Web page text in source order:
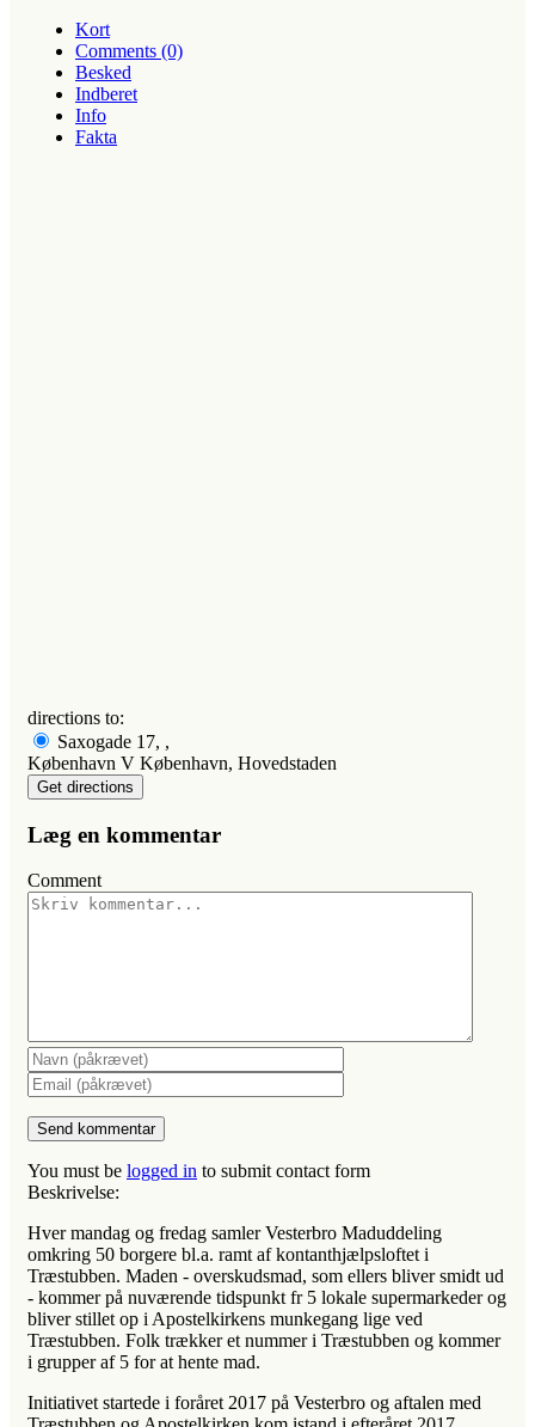
Kort
Comments (0)
Besked
Indberet
Info
Fakta
directions to:
Saxogade 17, ,
København V København, Hovedstaden
Læg en kommentar
Comment
You must be logged in to submit contact form
Beskrivelse:
Hver mandag og fredag samler Vesterbro Maduddeling
omkring 50 borgere bl.a. ramt af kontanthjælpsloftet i
Træstubben. Maden - overskudsmad, som ellers bliver smidt ud
- kommer på nuværende tidspunkt fr 5 lokale supermarkeder og
bliver stillet op i Apostelkirkens munkegang lige ved
Træstubben. Folk trækker et nummer i Træstubben og kommer
i grupper af 5 for at hente mad.
Initiativet startede i foråret 2017 på Vesterbro og aftalen med